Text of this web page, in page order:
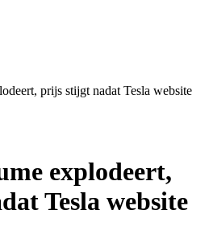
prijs stijgt nadat Tesla website
explodeert,
Tesla website